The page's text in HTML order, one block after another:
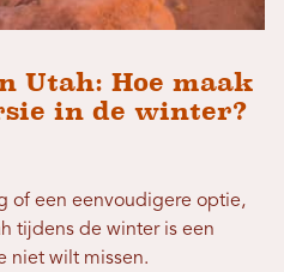
Utah: Hoe maak
in de winter?
of een eenvoudigere optie,
tijdens de winter is een
niet wilt missen.